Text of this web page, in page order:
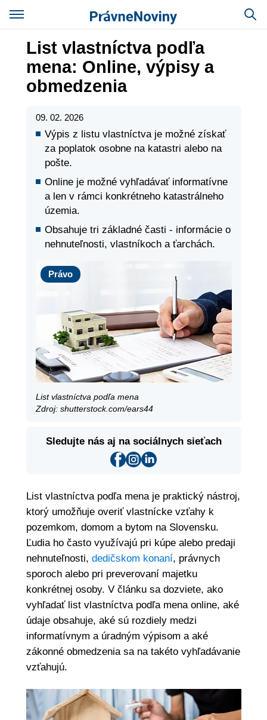
List vlastníctva podľa
mena: Online, výpisy a
obmedzenia
09. 02. 2026
Výpis z listu vlastníctva je možné získať
za poplatok osobne na katastri alebo na
pošte.
Online je možné vyhľadávať informatívne
a len v rámci konkrétneho katastrálneho
územia.
Obsahuje tri základné časti - informácie o
nehnuteľnosti, vlastníkoch a ťarchách.
Právo
Právo
List vlastníctva podľa mena
Zdroj: shutterstock.com/ears44
Sledujte nás aj na sociálnych sieťach
List vlastníctva podľa mena je praktický nástroj,
ktorý umožňuje overiť vlastnícke vzťahy k
pozemkom, domom a bytom na Slovensku.
Ľudia ho často využívajú pri kúpe alebo predaji
nehnuteľnosti, dedičskom konaní, právnych
sporoch alebo pri preverovaní majetku
konkrétnej osoby. V článku sa dozviete, ako
vyhľadať list vlastníctva podľa mena online, aké
údaje obsahuje, aké sú rozdiely medzi
informatívnym a úradným výpisom a aké
zákonné obmedzenia sa na takéto vyhľadávanie
vzťahujú.